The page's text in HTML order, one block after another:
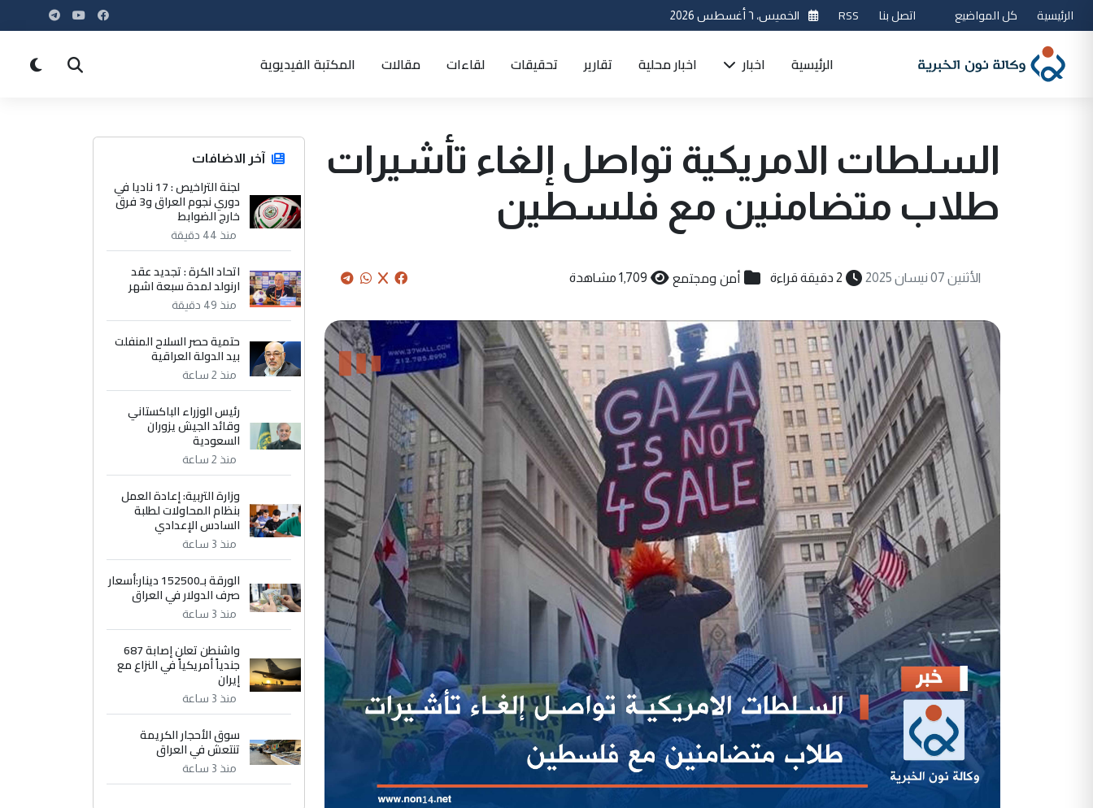
الرئيسية كل المواضيع اتصل بنا RSS الخميس، ٦ أغسطس 2026
الرئيسية اخبار اخبار محلية تقارير تحقيقات لقاءات مقالات المكتبة الفيديوية
السلطات الامريكية تواصل إلغاء تأشيرات
طلاب متضامنين مع فلسطين
الأثنين 07 نيسان 2025 2 دقيقة قراءة أمن ومجتمع 1,709 مشاهدة
آخر الاضافات
لجنة التراخيص : 17 ناديا في
دوري نجوم العراق و3 فرق
خارج الضوابط
منذ 44 دقيقة
اتحاد الكرة : تجديد عقد
ارنولد لمدة سبعة اشهر
منذ 49 دقيقة
حتمية حصر السلاح المنفلت
بيد الدولة العراقية
منذ 2 ساعة
رئيس الوزراء الباكستاني
وقائد الجيش يزوران
السعودية
منذ 2 ساعة
وزارة التربية: إعادة العمل
بنظام المحاولات لطلبة
السادس الإعدادي
منذ 3 ساعة
الورقة بـ152500 دينار:أسعار
صرف الدولار في العراق
منذ 3 ساعة
واشنطن تعلن إصابة 687
جندياً أمريكياً في النزاع مع
إيران
منذ 3 ساعة
سوق الأحجار الكريمة
تنتعش في العراق
منذ 3 ساعة